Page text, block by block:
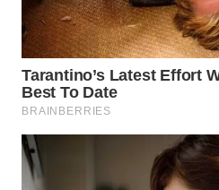
WN
SEMARANG
WN
SOLO
BOROBUDUR